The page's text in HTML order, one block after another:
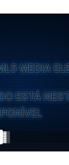
MEDIA
ESTÁ